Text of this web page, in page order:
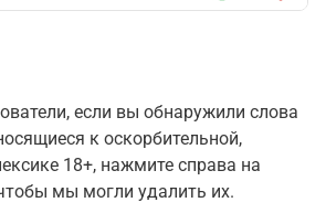
если вы обнаружили слова
к оскорбительной,
18+, нажмите справа на
мы могли удалить их.